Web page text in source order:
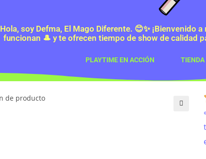
Hola, soy Defma, El Mago Diferente. 😊✨ ¡Bienvenido
funcionan 🎩 y te ofrecen tiempo de show de calidad
PLAYTIME EN ACCIÓN TIENDA